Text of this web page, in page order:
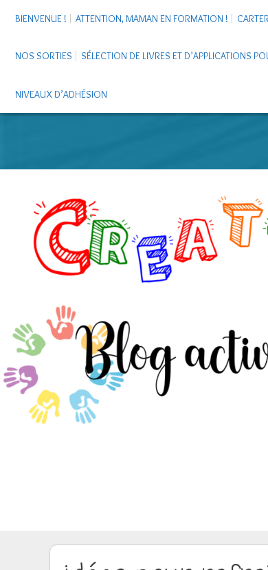
BIENVENUE ! ATTENTION, MAMAN EN FORMATION !
NOS SORTIES SÉLECTION DE LIVRES ET D’APPLICATIONS
NIVEAUX D’ADHÉSION